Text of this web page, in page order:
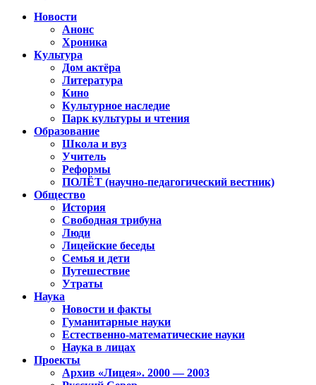
Новости
Анонс
Хроника
Культура
Дом актёра
Литература
Кино
Культурное наследие
Парк культуры и чтения
Образование
Школа и вуз
Учитель
Реформы
ПОЛЁТ (научно-педагогический вестник)
Общество
История
Свободная трибуна
Люди
Лицейские беседы
Семья и дети
Путешествие
Утраты
Наука
Новости и факты
Гуманитарные науки
Естественно-математические науки
Наука в лицах
Проекты
Архив «Лицея». 2000 — 2003